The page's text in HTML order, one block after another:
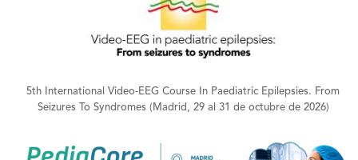
+
5th International Video-EEG Course In Paediatric Epilepsies. From
Seizures To Syndromes (Madrid, 29 al 31 de octubre de 2026)